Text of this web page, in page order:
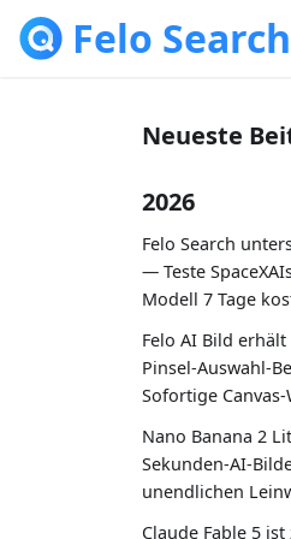
Felo Search
Neueste
2026
Felo Search
— Teste
Modell 7 Tage
Felo AI Bild
Pinsel-Auswahl-
Sofortige
Nano Banana 2
Sekunden-AI-
unendlichen
Claude Fable 5